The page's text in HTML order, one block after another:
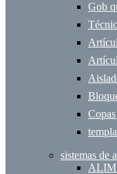
Gob
sistemas de